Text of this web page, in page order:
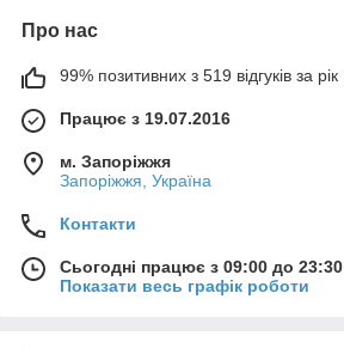
Про нас
99% позитивних з 519 відгуків за рік
Працює з 19.07.2016
м. Запоріжжя
Запоріжжя, Україна
Контакти
Сьогодні працює з 09:00 до 23:30
Показати весь графік роботи